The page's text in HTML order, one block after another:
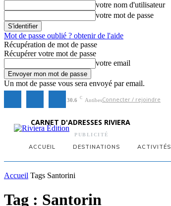
votre nom d'utilisateur
votre mot de passe
Mot de passe oublié ? obtenir de l'aide
Récupération de mot de passe
Récupérer votre mot de passe
votre email
Un mot de passe vous sera envoyé par email.
30.6 C AntibesConnecter / rejoindre
CARNET D'ADRESSES RIVIERA
ACCUEIL DESTINATIONS ACTIVITÉS
PUBLICITÉ
Accueil Tags Santorini
Tag : Santorin